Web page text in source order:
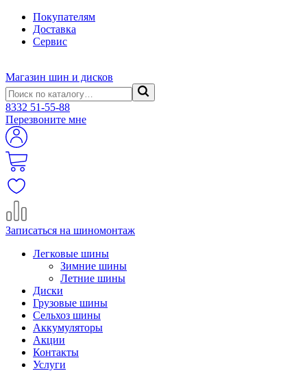
Покупателям
Доставка
Сервис
Магазин шин и дисков
8332 51-55-88
Перезвоните мне
Записаться на шиномонтаж
Легковые шины
Зимние шины
Летние шины
Диски
Грузовые шины
Сельхоз шины
Аккумуляторы
Акции
Контакты
Услуги